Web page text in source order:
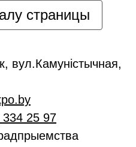
страницы
вул.Камуністычная,
25 97